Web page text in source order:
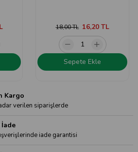
16,20 TL
18,00 TL
Sepete Ekle
Kargo
verilen siparişlerde
iade garantisi